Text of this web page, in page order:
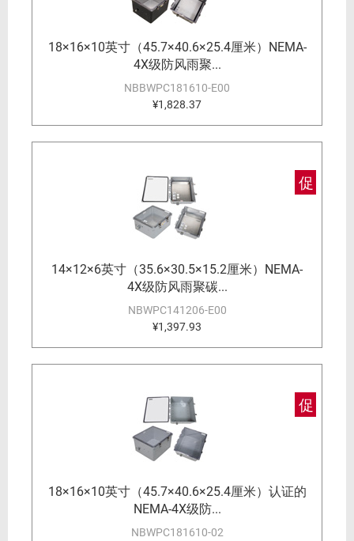
18×16×10英寸（45.7×40.6×25.4厘米）NEMA-
4X级防风雨聚...
NBBWPC181610-E00
¥1,828.37
促
14×12×6英寸（35.6×30.5×15.2厘米）NEMA-
4X级防风雨聚碳...
NBWPC141206-E00
¥1,397.93
促
18×16×10英寸（45.7×40.6×25.4厘米）认证的
NEMA-4X级防...
NBWPC181610-02